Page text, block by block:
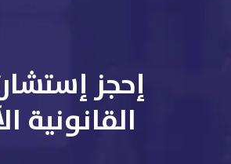
إحجز
القانونية